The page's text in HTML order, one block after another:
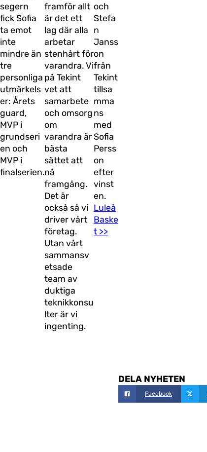
segern
fick Sofia
ta emot
inte
mindre än
tre
personliga
utmärkels
er: Årets
guard,
MVP i
grundseri
en och
MVP i
finalserien.
framför allt
är det ett
lag där alla
arbetar
stenhårt för
varandra. Vi
på Tekint
vet att
samarbete
och omsorg
om
varandra är
bästa
sättet att
nå
framgång.
Det är
också så vi
driver vårt
företag.
Utan vårt
sammansv
etsade
team av
duktiga
teknikkonsu
lter är vi
ingenting.
och
Stefa
n
Janss
on
från
Tekint
tillsa
mma
ns
med
Sofia
Perss
on
efter
vinst
en.
Luleå
Baske
t >>
DELA NYHETEN
Facebook